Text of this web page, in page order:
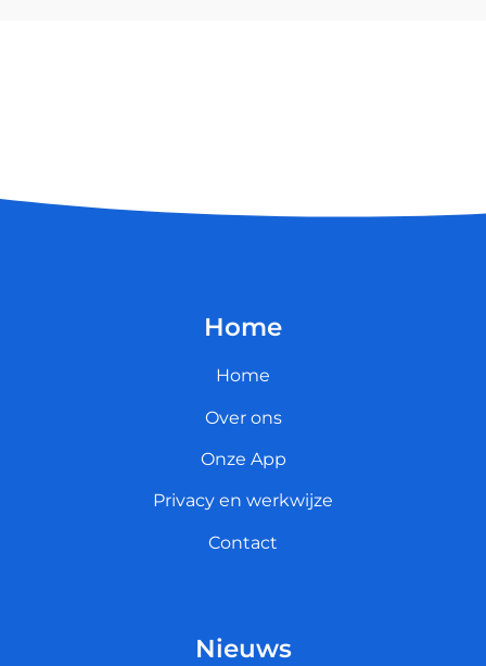
Home
Home
Over ons
Onze App
Privacy en werkwijze
Contact
Nieuws